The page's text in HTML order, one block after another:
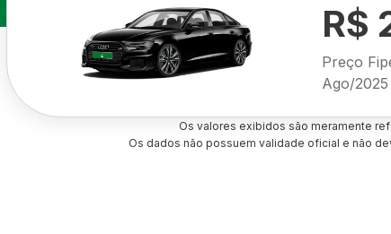
R$
Preço
Ago/2025
Os valores exibidos são meramente
Os dados não possuem validade oficial e não